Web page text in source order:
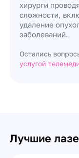
хирурги
сложности,
удаление
заболеваний.
Остались
услугой
Лучшие